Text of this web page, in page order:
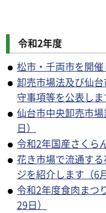
令和2年度
松市・千両市を開催
卸売市場法及び仙
守事項等を公表しま
仙台市中央卸売市
日）
令和2年国産さくら
花き市場で流通す
ジを紹介します（6
令和2年度食肉まつ
29日）